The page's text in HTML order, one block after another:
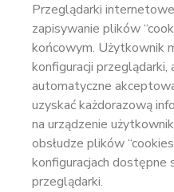
Przeglądarki
zapisywanie plików
końcowym. Użytkownik
konfiguracji
automatyczne
uzyskać każdorazową
na urządzenie
obsłudze plików
konfiguracjach dostępne
przeglądarki.